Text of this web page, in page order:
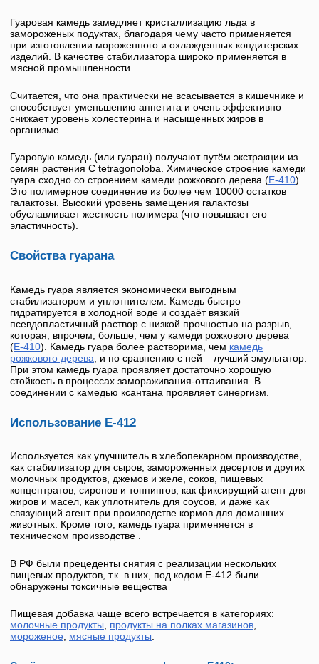
Гуаровая камедь замедляет кристаллизацию льда в
замороженых подуктах, благодаря чему часто применяется
при изготовлении мороженного и охлажденных кондитерских
изделий. В качестве стабилизатора широко применяется в
мясной промышленности.
Считается, что она практически не всасывается в кишечнике и
способствует уменьшению аппетита и очень эффективно
снижает уровень холестерина и насыщенных жиров в
организме.
Гуаровую камедь (или гуаран) получают путём экстракции из
семян растения C tetragonoloba . Химическое строение камеди
гуара сходно со строением камеди рожкового дерева (E-410).
Это полимерное соединение из более чем 10000 остатков
галактозы. Высокий уровень замещения галактозы
обуславливает жесткость полимера (что повышает его
эластичность).
Свойства гуарана
Камедь гуара является экономически выгодным
стабилизатором и уплотнителем. Камедь быстро
гидратируется в холодной воде и создаёт вязкий
псевдопластичный раствор с низкой прочностью на разрыв,
которая, впрочем, больше, чем у камеди рожкового дерева
(Е-410). Камедь гуара более растворима, чем камедь
рожкового дерева , и по сравнению с ней – лучший эмульгатор.
При этом камедь гуара проявляет достаточно хорошую
стойкость в процессах замораживания-оттаивания. В
соединении с камедью ксантана проявляет синергизм.
Использование Е-412
Используется как улучшитель в хлебопекарном производстве,
как стабилизатор для сыров, замороженных десертов и других
молочных продуктов, джемов и желе, соков, пищевых
концентратов, сиропов и топпингов, как фиксирущий агент для
жиров и масел, как уплотнитель для соусов, и даже как
связующий агент при производстве кормов для домашних
животных. Кроме того, камедь гуара применяется в
техническом производстве .
В РФ были прецеденты снятия с реализации нескольких
пищевых продуктов, т.к. в них, под кодом Е-412 были
обнаружены токсичные вещества
Пищевая добавка чаще всего встречается в категориях:
молочные продукты, продукты на полках магазинов,
мороженое, мясные продукты.